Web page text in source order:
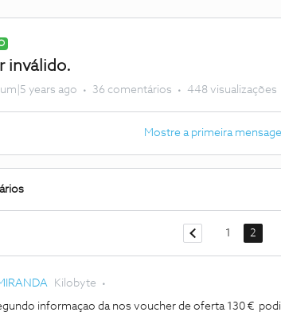
inválido.
years ago 36 comentários 448 visualizações
Mostre a primeira
1 2
Kilobyte
informaçao da nos voucher de oferta 130 €